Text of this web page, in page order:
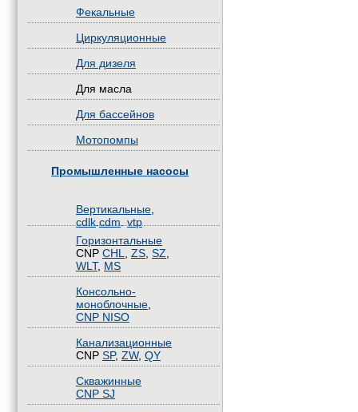
Фекальные
Циркуляционные
Для дизеля
Для масла
Для бассейнов
Мотопомпы
Промышленные насосы
Вертикальные
cdlk cdm vtp
Горизонтальные
CNP CHL ZS SZ
WLT, MS
Консольно-
моноблочные
CNP NISO
Канализационные
CNP SP, ZW, QY
Скважинные
CNP SJ